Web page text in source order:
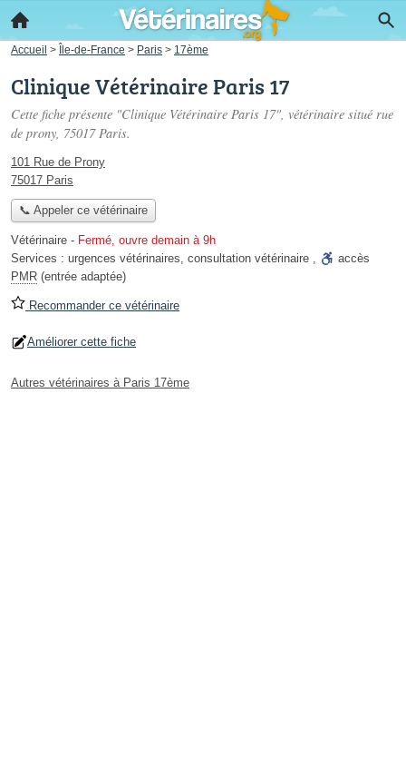
Accueil > Île-de-France > Paris > 17ème
Clinique Vétérinaire Paris 17
Cette fiche présente "Clinique Vétérinaire Paris 17", vétérinaire situé rue
de prony, 75017 Paris.
101 Rue de Prony
75017 Paris
📞 Appeler ce vétérinaire
Vétérinaire - Fermé, ouvre demain à 9h
Services : urgences vétérinaires, consultation vétérinaire ,
accès
PMR (entrée adaptée)
Recommander ce vétérinaire
Améliorer cette fiche
Autres vétérinaires à Paris 17ème